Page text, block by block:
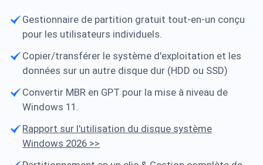
Gestionnaire de partition gratuit tout-en-un conçu
pour les utilisateurs individuels.
Copier/transférer le système d'exploitation et les
données sur un autre disque dur (HDD ou SSD)
Convertir MBR en GPT pour la mise à niveau de
Windows 11.
Rapport sur l'utilisation du disque système
Windows 2026 >>